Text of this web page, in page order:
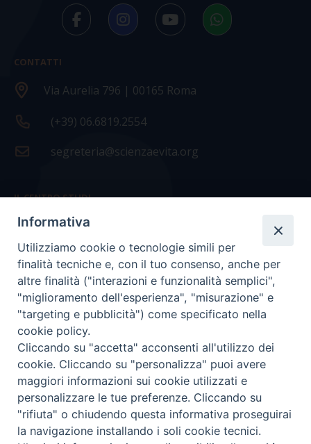
CONTATTI
Via Aurelia 796 | 00165 Roma
(+39) 06.6819.2554
segreteria@scienzaevita.org
IL CENTRO STUDI
La nostra storia
Statuto
Presidenza e ufficio presidenza
Consiglio scientifico
Coordinamento nazionale
COPYRIGHT Scienza & Vita - C.F96600690588- Tutti i
diritti -Privacy- Credits
Informativa
Utilizziamo cookie o tecnologie simili per
finalità tecniche e, con il tuo consenso, anche per
altre finalità ("interazioni e funzionalità semplici",
"miglioramento dell'esperienza", "misurazione" e
"targeting e pubblicità") come specificato nella
cookie policy.
Cliccando su "accetta" acconsenti all'utilizzo dei
cookie. Cliccando su "personalizza" puoi avere
maggiori informazioni sui cookie utilizzati e
personalizzare le tue preferenze. Cliccando su
"rifiuta" o chiudendo questa informativa proseguirai
la navigazione installando i soli cookie tecnici.